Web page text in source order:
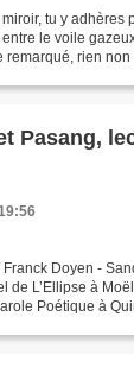
tu y adhères
le voile
remarqué, rien
Pasang,
Franck Doyen -
de L’Ellipse à
Poétique à